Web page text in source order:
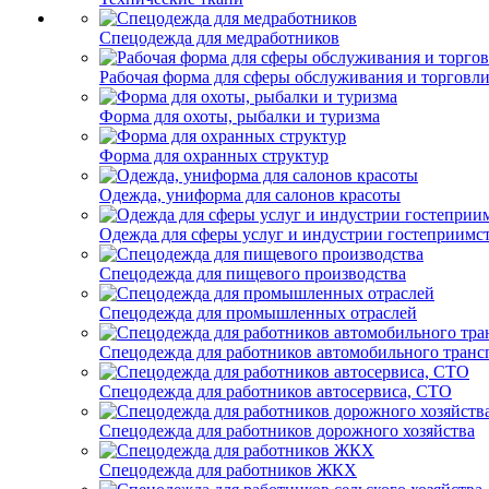
Спецодежда для медработников
Рабочая форма для сферы обслуживания и торговли
Форма для охоты, рыбалки и туризма
Форма для охранных структур
Одежда, униформа для салонов красоты
Одежда для сферы услуг и индустрии
Спецодежда для пищевого производства
Спецодежда для промышленных отраслей
Спецодежда для работников автомобильного
Спецодежда для работников автосервиса, СТО
Спецодежда для работников дорожного хозяйства
Спецодежда для работников ЖКХ